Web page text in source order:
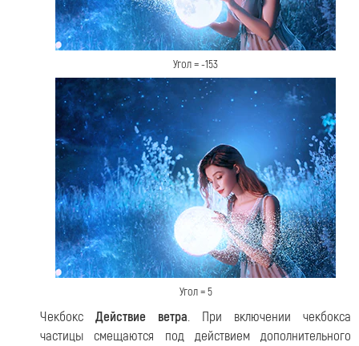
Угол = -153
Угол = 5
Чекбокс Действие ветра. При включении чекбокса
частицы смещаются под действием дополнительного